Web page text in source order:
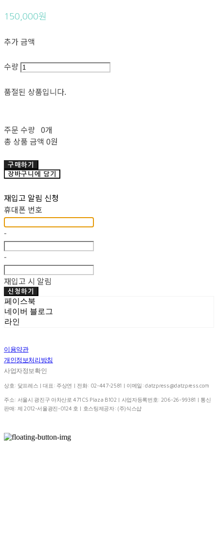
150,000원
추가 금액
수량
품절된 상품입니다.
주문 수량 0개
총 상품 금액 0원
구매하기
장바구니에 담기
재입고 알림 신청
휴대폰 번호
-
-
재입고 시 알림
신청하기
페이스북
네이버 블로그
라인
이용약관
개인정보처리방침
사업자정보확인
상호: 닻프레스 | 대표: 주상연 | 전화: 02-447-2581 | 이메일:datzpress@datzpress.com
주소: 서울시 광진구 아차산로 471 CS Plaza B102 | 사업자등록번호: 206-26-99381 | 통신
판매: 제 2012-서울광진-0124 호 | 호스팅제공자: (주)식스샵